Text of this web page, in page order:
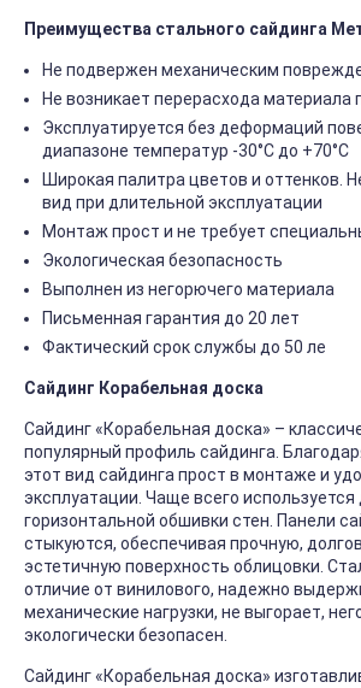
Преимущества стального сайдинга
Не подвержен механическим
Не возникает перерасхода материала
Эксплуатируется без деформаций
диапазоне температур -30°C до +70°C
Широкая палитра цветов и оттенков.
вид при длительной эксплуатации
Монтаж прост и не требует
Экологическая безопасность
Выполнен из негорючего материала
Письменная гарантия до 20 лет
Фактический срок службы до 50 ле
Сайдинг Корабельная доска
Сайдинг «Корабельная доска» –
популярный профиль сайдинга.
этот вид сайдинга прост в монтаже и
эксплуатации. Чаще всего используется
горизонтальной обшивки стен. Панели
стыкуются, обеспечивая прочную,
эстетичную поверхность облицовки.
отличие от винилового, надежно
механические нагрузки, не выгорает,
экологически безопасен.
Сайдинг «Корабельная доска»